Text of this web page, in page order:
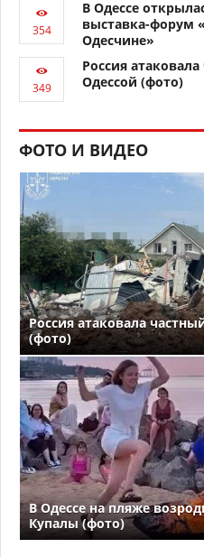
В Одессе
выставка-форум
Одесчине»
Россия
Одессой (фото)
ФОТО И ВИДЕО
Россия атаковала
(фото)
В Одессе на пляже
Купалы (фото)